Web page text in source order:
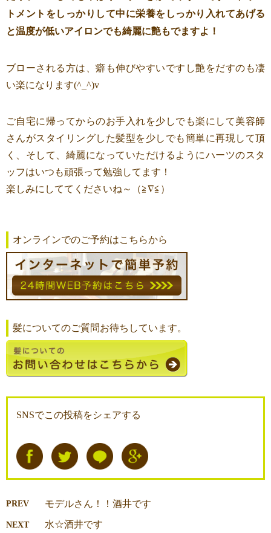
トメントをしっかりして中に栄養をしっかり入れてあげる
と温度が低いアイロンでも綺麗に艶もでますよ！
ブローされる方は、癖も伸びやすいですし艶をだすのも凄
い楽になります(^_^)v
ご自宅に帰ってからのお手入れを少しでも楽にして美容師
さんがスタイリングした髪型を少しでも簡単に再現して頂
く、そして、綺麗になっていただけるようにハーツのスタ
ッフはいつも頑張って勉強してます！
楽しみにしててくださいね～（≧∇≦）
オンラインでのご予約はこちらから
髪についてのご質問お待ちしています。
SNSでこの投稿をシェアする
PREV モデルさん！！酒井です
NEXT 水☆酒井です